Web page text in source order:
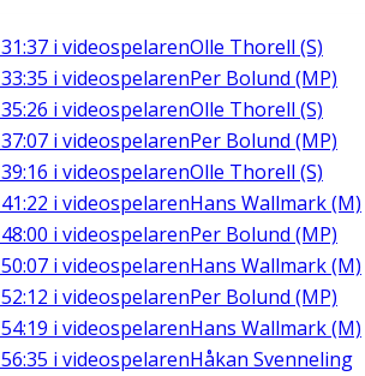
31:37 i videospelarenOlle Thorell (S)
33:35 i videospelarenPer Bolund (MP)
35:26 i videospelarenOlle Thorell (S)
37:07 i videospelarenPer Bolund (MP)
39:16 i videospelarenOlle Thorell (S)
41:22 i videospelarenHans Wallmark (M)
48:00 i videospelarenPer Bolund (MP)
50:07 i videospelarenHans Wallmark (M)
52:12 i videospelarenPer Bolund (MP)
54:19 i videospelarenHans Wallmark (M)
56:35 i videospelarenHåkan Svenneling